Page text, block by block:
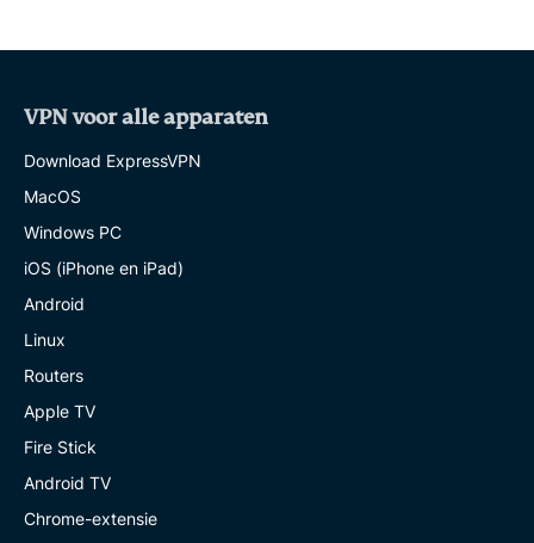
VPN voor alle apparaten
Download ExpressVPN
MacOS
Windows PC
iOS (iPhone en iPad)
Android
Linux
Routers
Apple TV
Fire Stick
Android TV
Chrome-extensie